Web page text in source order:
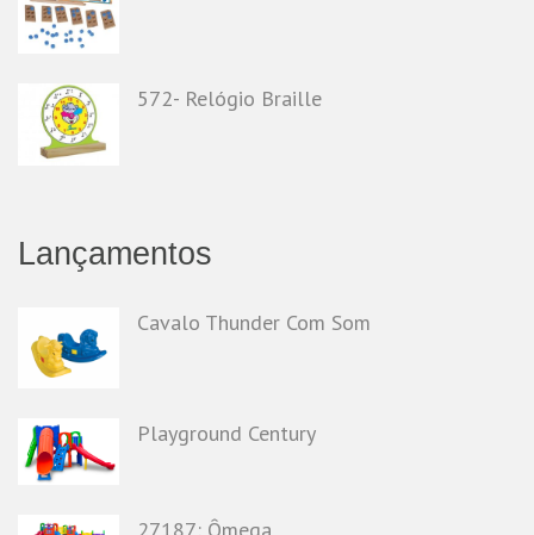
572- Relógio Braille
Lançamentos
Cavalo Thunder Com Som
Playground Century